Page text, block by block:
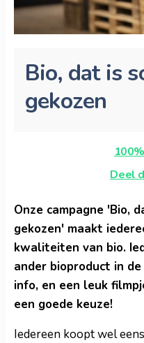
Bio, dat is
gekozen
Deel
Onze campagne 'Bio,
gekozen' maakt
kwaliteiten van bio.
ander bioproduct in
info, en een leuk
een goede keuze!
Iedereen koopt wel